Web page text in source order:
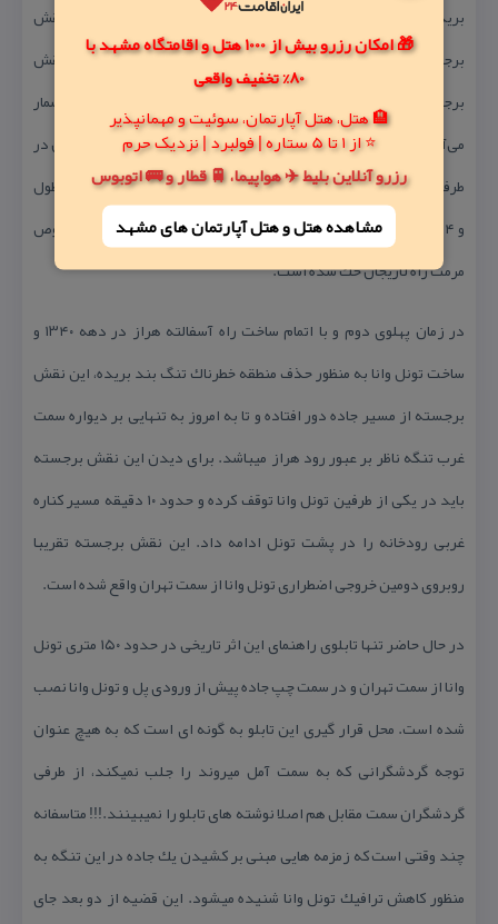
🎁 امکان رزرو بیش از 1000 هتل و اقامتگاه مشهد با
80% تخفیف واقعی
🏨 هتل، هتل آپارتمان، سوئیت و مهمانپذیر
⭐ از 1 تا 5 ستاره | فولبرد | نزدیک حرم
رزرو آنلاین بلیط ✈️ هواپیما، 🚆 قطار و 🚌 اتوبوس
مشاهده هتل و هتل‌ آپارتمان های مشهد
بریده بر سینه كوه و مشرف بر رود خروشان هراز حك گردید. این نقش
برجسته كه در محل به شكل شاه معروف است جدید ترین و آخرین نقش
برجسته تاریخی ایران در بین ۱۰۵ نقش برجسته كشف شده به شمار
می‌آید و در آن ناصر الدین شاه سوار بر اسب در وسط و ۱۰ تن از درباریان در
طرفین شاه حجاری شده است. در اطراف نقش برجسته كه حدود ۸ متر طول
و ۴ متر ارتفاع دارد اشعاری در مدح ناصرالدین شاه و فرمان او در خصوص
مرمت راه لاریجان حك شده است.
در زمان پهلوی دوم و با اتمام ساخت راه آسفالته هراز در دهه ۱۳۴۰ و
ساخت تونل وانا به منظور حذف منطقه خطرناك تنگ بند بریده، این نقش
برجسته از مسیر جاده دور افتاده و تا به امروز به تنهایی بر دیواره سمت
غرب تنگه ناظر بر عبور رود هراز میباشد. برای دیدن این نقش برجسته
باید در یكی از طرفین تونل وانا توقف كرده و حدود ۱۰ دقیقه مسیر كناره
غربی رودخانه را در پشت تونل ادامه داد. این نقش برجسته تقریبا
روبروی دومین خروجی اضطراری تونل وانا از سمت تهران واقع شده است.
در حال حاضر تنها تابلوی راهنمای این اثر تاریخی در حدود ۱۵۰ متری تونل
وانا از سمت تهران و در سمت چپ جاده پیش از ورودی پل و تونل وانا نصب
شده است. محل قرار گیری این تابلو به گونه ای است كه به هیچ عنوان
توجه گردشگرانی كه به سمت آمل میروند را جلب نمیكند، از طرفی
گردشگران سمت مقابل هم اصلا نوشته های تابلو را نمیبینند.!!! متاسفانه
چند وقتی است كه زمزمه هایی مبنی بر كشیدن یك جاده در این تنگه به
منظور كاهش ترافیك تونل وانا شنیده میشود. این قضیه از دو بعد جای